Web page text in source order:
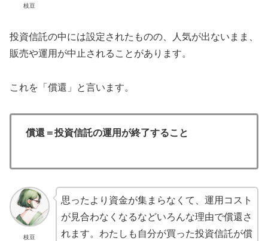
枝豆
投資信託の中には設定されたものの、人気が出ないまま、
販売や運用が中止されることがあります。
これを「償還」と言います。
償還＝投資信託の運用が終了すること
枝豆
思ったより資金が集まらなくて、運用コスト
が見合わなくなるなどいろんな理由で償還さ
れます。わたしも自分が買った投資信託が償